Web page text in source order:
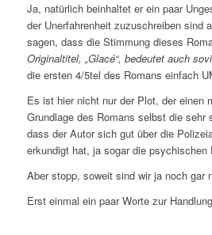
Ja, natürlich beinhaltet er ein paar
der Unerfahrenheit zuzuschreiben sind
sagen, dass die Stimmung dieses
Originaltitel, „Glacé“, bedeutet auch
die ersten 4/5tel des Romans einfach
Es ist hier nicht nur der Plot, der einen
Grundlage des Romans selbst die
dass der Autor sich gut über die
erkundigt hat, ja sogar die psychischen
Aber stopp, soweit sind wir ja noch gar
Erst einmal ein paar Worte zur